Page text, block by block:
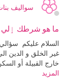
سواليف
ما هو شرطك ٳلي
السلام عليكم
غير الخلق و الدين
خارج القبيلة أو السكن
المزيد